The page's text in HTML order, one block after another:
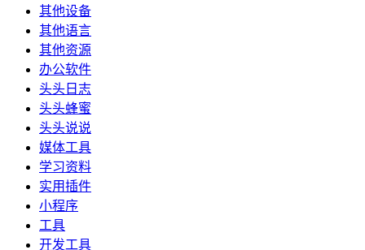
其他设备
其他语言
其他资源
办公软件
头头日志
头头蜂蜜
头头说说
媒体工具
学习资料
实用插件
小程序
工具
开发工具